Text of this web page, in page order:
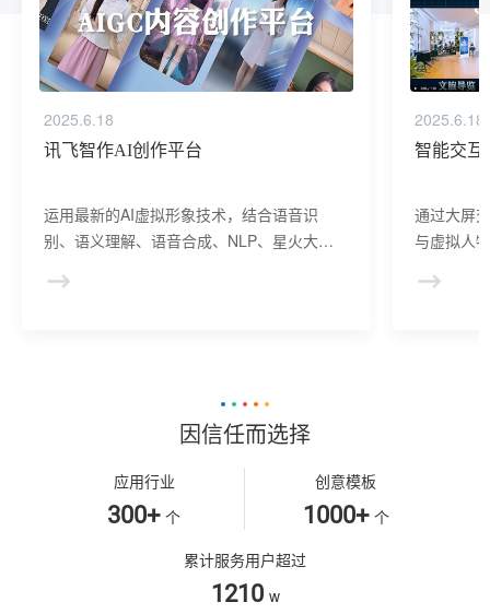
2025.6.18
讯飞智作AI创作平台
运用最新的AI虚拟形象技术，结合语音识
别、语义理解、语音合成、NLP、星火大模
建、AI驱动、多模态交互的多场景虚拟人产
2025.6.18
智能交互
通过大屏
与虚拟人
景，可广
因信任而选择
应用行业
300+ 个
创意模板
1000+ 个
累计服务用户超过
1210 w